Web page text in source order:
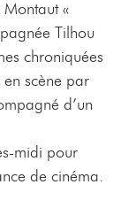
Montaut «
Tilhou
chroniquées
en scène par
d’un
midi pour
de cinéma.